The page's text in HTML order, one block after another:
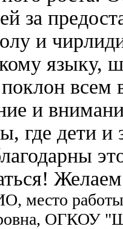
за
и
языку,
всем
и
где дети
место
ОГКОУ